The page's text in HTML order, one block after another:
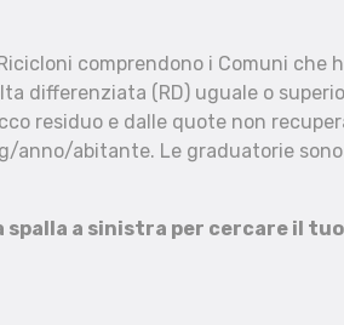
comprendono i Comuni
differenziata (RD) uguale o
residuo e dalle quote non
anno/abitante. Le graduatorie
a sinistra per cercare il